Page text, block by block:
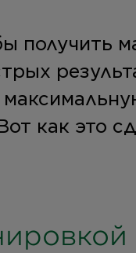
получить
как это